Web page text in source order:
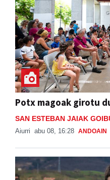
Potx magoak girotu
SAN ESTEBAN JAIAK
Aiurri abu 08, 16:28 ANDOAIN